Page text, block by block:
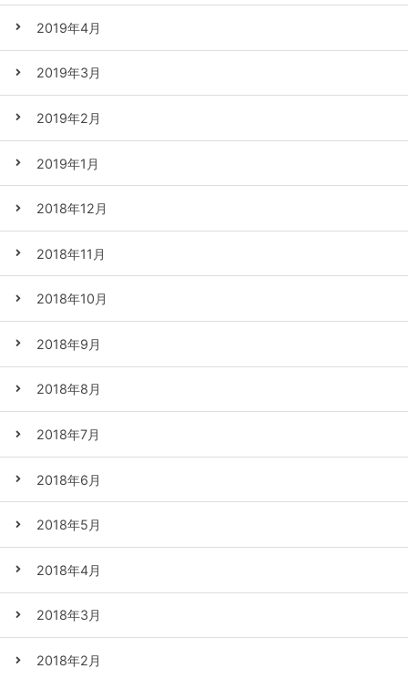
2019年4月
2019年3月
2019年2月
2019年1月
2018年12月
2018年11月
2018年10月
2018年9月
2018年8月
2018年7月
2018年6月
2018年5月
2018年4月
2018年3月
2018年2月